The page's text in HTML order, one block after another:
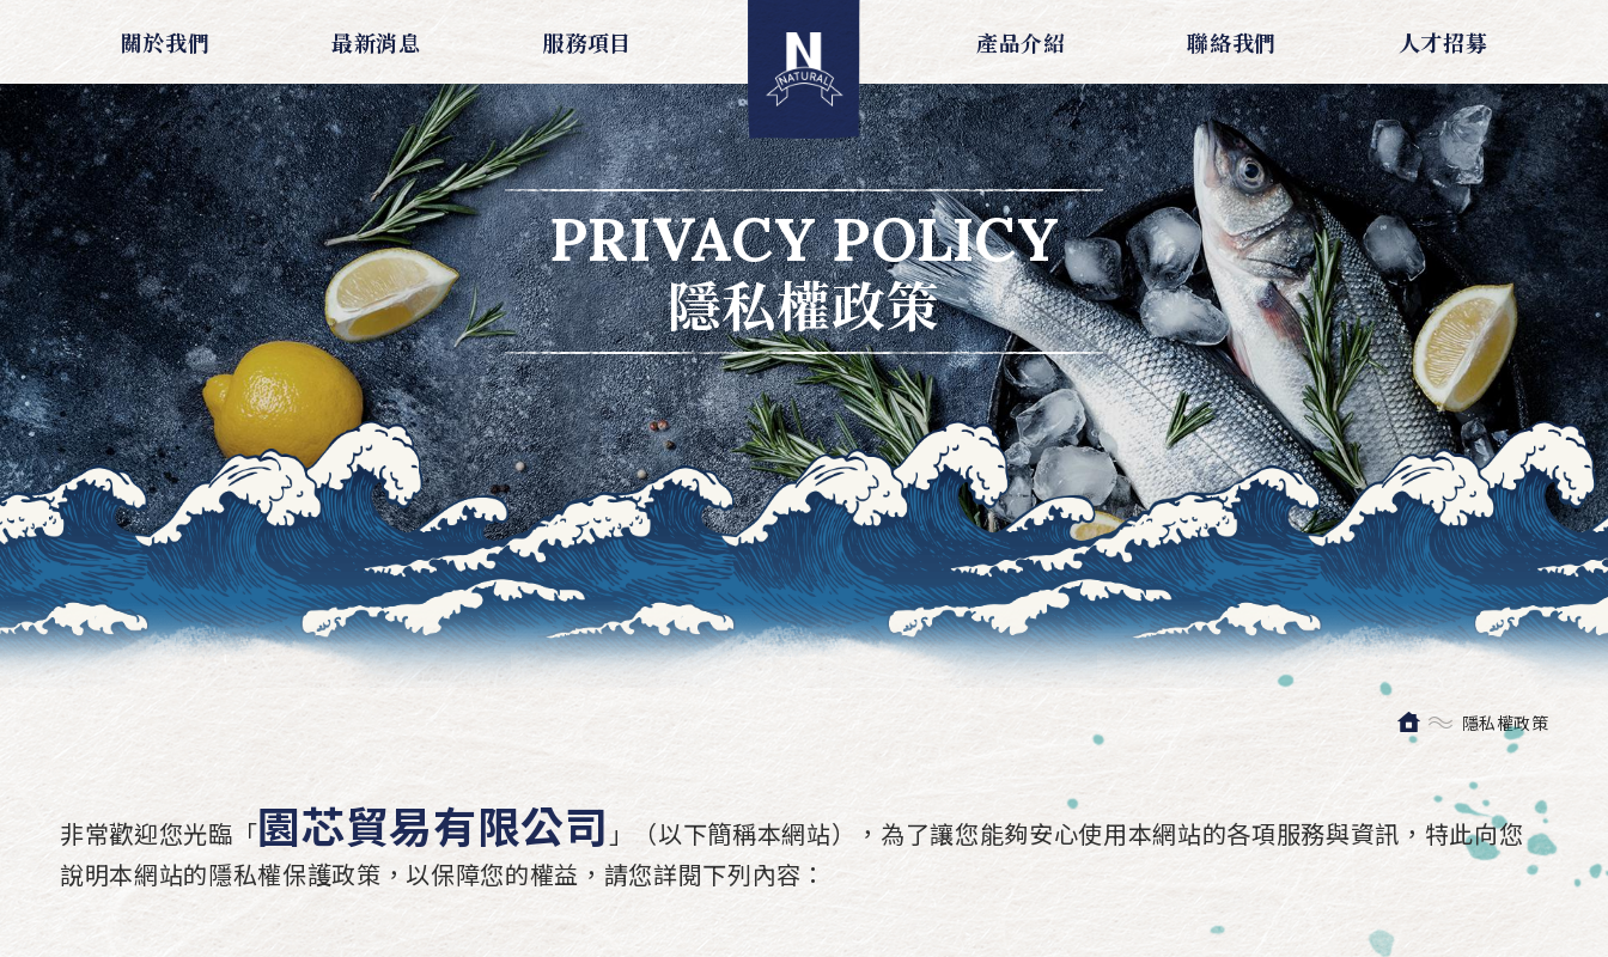
關於我們 最新消息 服務項目 產品介紹 聯絡我們 人才招募
PRIVACY POLICY
隱私權政策
隱私權政策
非常歡迎您光臨「園芯貿易有限公司 」（以下簡稱本網站），為了讓您能夠安心使用本網站的各項服務與資訊，特此向您
說明本網站的隱私權保護政策，以保障您的權益，請您詳閱下列內容：